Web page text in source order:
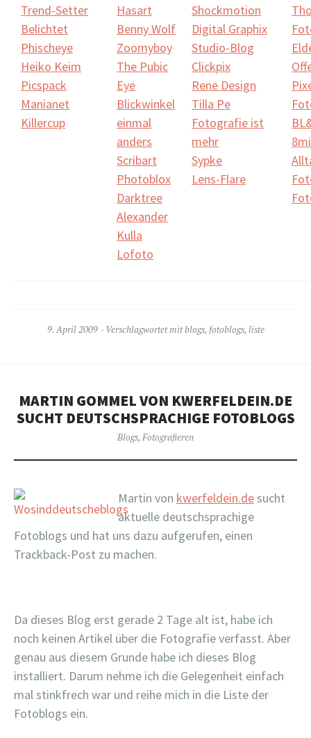
Trend-Setter
Belichtet
Phischeye
Heiko Keim
Picspack
Manianet
Killercup
Hasart
Benny Wolf
Zoomyboy
The Pubic
Eye
Blickwinkel
einmal
anders
Scribart
Photoblox
Darktree
Alexander
Kulla
Lofoto
Shockmotion
Digital Graphix
Studio-Blog
Clickpix
Rene Design
Tilla Pe
Fotografie ist
mehr
Sypke
Lens-Flare
9. April 2009 Verschlagwortet mitblogs, fotoblogs, liste
MARTIN GOMMEL VON KWERFELDEIN.DE
SUCHT DEUTSCHSPRACHIGE FOTOBLOGS
Blogs, Fotografieren
Martin von kwerfeldein.desucht
aktuelle deutschsprachige
Fotoblogs und hat uns dazu aufgerufen, einen
Trackback-Post zu machen.
Da dieses Blog erst gerade 2 Tage alt ist, habe ich
noch keinen Artikel über die Fotografie verfasst. Aber
genau aus diesem Grunde habe ich dieses Blog
installiert. Darum nehme ich die Gelegenheit einfach
mal stinkfrech war und reihe mich in die Liste der
Fotoblogs ein.